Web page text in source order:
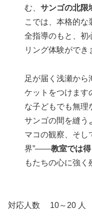
む、サンゴの北限
こでは、本格的な
全指導のもと、初
リング体験ができ
足が届く浅瀬から
ケットをつけます
な子どもでも無理
サンゴの間を縫う
マコの観察、そし
界”――教室では
もたちの心に強く
対応人数 10～20